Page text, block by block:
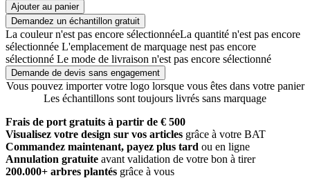
Ajouter au panier
Demandez un échantillon gratuit
La couleur n'est pas encore sélectionnéeLa quantité n'est pas encore
sélectionnée L'emplacement de marquage nest pas encore
sélectionné Le mode de livraison n'est pas encore sélectionné
Demande de devis sans engagement
Vous pouvez importer votre logo lorsque vous êtes dans votre panier
Les échantillons sont toujours livrés sans marquage
Frais de port gratuits à partir de € 500
Visualisez votre design sur vos articles grâce à votre BAT
Commandez maintenant, payez plus tard ou en ligne
Annulation gratuite avant validation de votre bon à tirer
200.000+ arbres plantés grâce à vous